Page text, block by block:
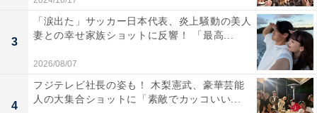
3
「涙出た」サッカー日本代表、炎上騒動の美人
妻との幸せ家族ショットに反響！ 「最高...
2026/08/07
4
フジテレビ社長の姿も！ 木梨憲武、豪華芸能
人の大集合ショットに「素敵でカッコいい...